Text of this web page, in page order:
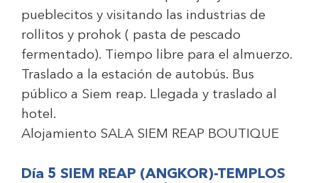
pueblecitos y visitando las industrias de
rollitos y prohok ( pasta de pescado
fermentado). Tiempo libre para el almuerzo.
Traslado a la estación de autobús. Bus
público a Siem reap. Llegada y traslado al
hotel.
Alojamiento SALA SIEM REAP BOUTIQUE
Día 5 SIEM REAP (ANGKOR)-TEMPLOS